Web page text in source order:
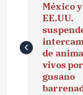
v
e
México y
EE.UU.
de
vivos por
gusano